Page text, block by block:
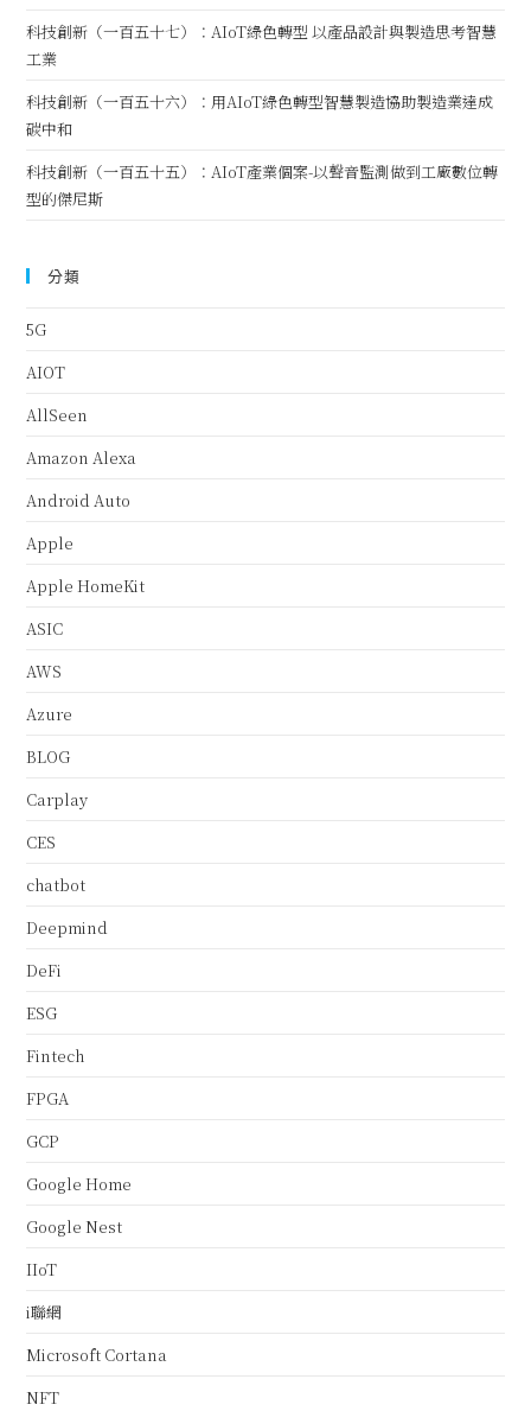
科技創新（一百五十七）：AIoT綠色轉型 以產品設計與製造思考智慧
工業
科技創新（一百五十六）：用AIoT綠色轉型智慧製造協助製造業達成
碳中和
科技創新（一百五十五）：AIoT產業個案-以聲音監測做到工廠數位轉
型的傑尼斯
分類
5G
AIOT
AllSeen
Amazon Alexa
Android Auto
Apple
Apple HomeKit
ASIC
AWS
Azure
BLOG
Carplay
CES
chatbot
Deepmind
DeFi
ESG
Fintech
FPGA
GCP
Google Home
Google Nest
IIoT
i聯網
Microsoft Cortana
NFT